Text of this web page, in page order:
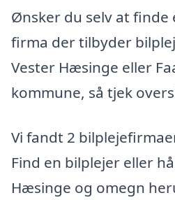
Ønsker du selv at finde
firma der tilbyder
Vester Hæsinge eller
kommune, så tjek
Vi fandt 2
Find en bilplejer eller
Hæsinge og omegn